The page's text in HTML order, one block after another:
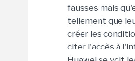
fausses mais
tellement que
créer les
citer l'accès à